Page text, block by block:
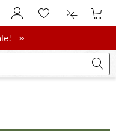
De klantenaccount
Naar deNaar de
»